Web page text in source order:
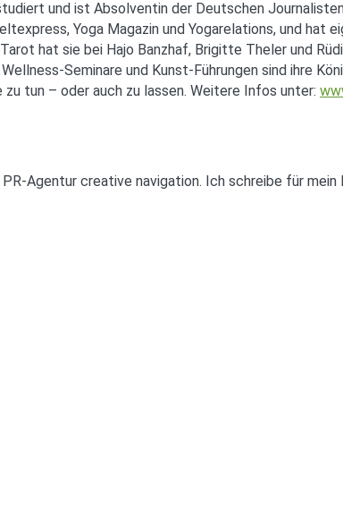
und ist Absolventin der Deutschen
Yoga Magazin und Yogarelations, und
hat sie bei Hajo Banzhaf, Brigitte Theler und
Seminare und Kunst-Führungen sind ihre
tun – oder auch zu lassen. Weitere Infos unter:
Agentur creative navigation. Ich schreibe für